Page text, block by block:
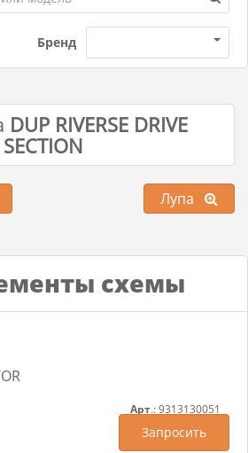
Бренд
DUP RIVERSE DRIVE
SECTION
Лупа
схемы
Арт.: 9313130051
Запросить